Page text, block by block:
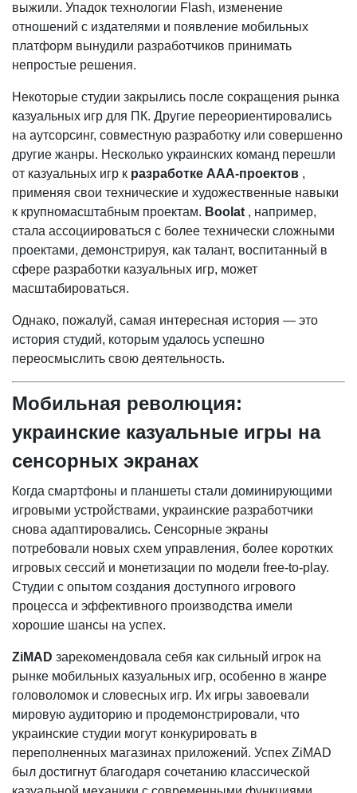
выжили. Упадок технологии Flash, изменение
отношений с издателями и появление мобильных
платформ вынудили разработчиков принимать
непростые решения.
Некоторые студии закрылись после сокращения рынка
казуальных игр для ПК. Другие переориентировались
на аутсорсинг, совместную разработку или совершенно
другие жанры. Несколько украинских команд перешли
от казуальных игр к разработке AAA-проектов ,
применяя свои технические и художественные навыки
к крупномасштабным проектам. Boolat , например,
стала ассоциироваться с более технически сложными
проектами, демонстрируя, как талант, воспитанный в
сфере разработки казуальных игр, может
масштабироваться.
Однако, пожалуй, самая интересная история — это
история студий, которым удалось успешно
переосмыслить свою деятельность.
Мобильная революция:
украинские казуальные игры на
сенсорных экранах
Когда смартфоны и планшеты стали доминирующими
игровыми устройствами, украинские разработчики
снова адаптировались. Сенсорные экраны
потребовали новых схем управления, более коротких
игровых сессий и монетизации по модели free-to-play.
Студии с опытом создания доступного игрового
процесса и эффективного производства имели
хорошие шансы на успех.
ZiMAD зарекомендовала себя как сильный игрок на
рынке мобильных казуальных игр, особенно в жанре
головоломок и словесных игр. Их игры завоевали
мировую аудиторию и продемонстрировали, что
украинские студии могут конкурировать в
переполненных магазинах приложений. Успех ZiMAD
был достигнут благодаря сочетанию классической